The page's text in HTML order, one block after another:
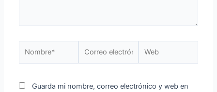
Guarda mi nombre, correo electrónico y web en